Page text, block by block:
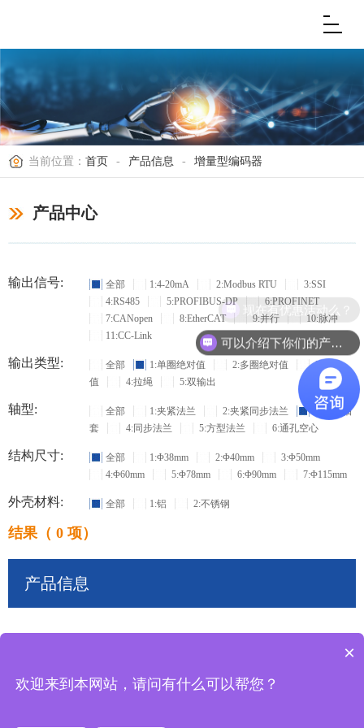
当前位置： 首页 - 产品信息 - 增量型编码器
产品中心
输出信号: 全部 1:4-20mA 2:Modbus RTU
3:SSI
4:RS485
5:PROFIBUS-DP
6:PROFINET
7:CANopen
8:EtherCAT 9:并行
10:脉冲
11:CC-Link
输出类型: 全部 1:单圈绝对值 2:多圈绝对值
3:增量
值
4:拉绳 5:双输出
轴型: 全部 1:夹紧法兰 2:夹紧同步法兰
3:盲孔轴
套
4:同步法兰 5:方型法兰 6:通孔空心
结构尺寸: 全部 1:Φ38mm 2:Φ40mm
3:Φ50mm
4:Φ60mm
5:Φ78mm 6:Φ90mm 7:Φ115mm
外壳材料: 全部 1:铝 2:不锈钢
结果（ 0 项）
产品信息
可以介绍下你们的产品么？
现在有优惠活动么？
×
欢迎来到本网站，请问有什么可以帮您？